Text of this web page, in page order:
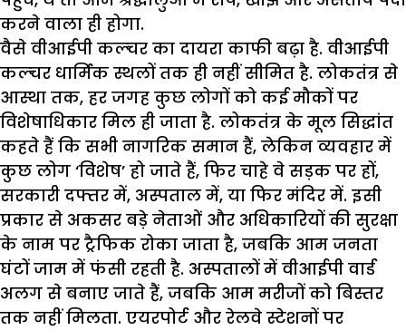
करने वाला ही होगा.
वैसे वीआईपी कल्चर का दायरा काफी बढ़ा है. वीआईपी
कल्चर धार्मिक स्थलों तक ही नहीं सीमित है. लोकतंत्र से
आस्था तक, हर जगह कुछ लोगों को कई मौकों पर
विशेषाधिकार मिल ही जाता है. लोकतंत्र के मूल सिद्धांत
कहते हैं कि सभी नागरिक समान हैं, लेकिन व्यवहार में
कुछ लोग ‘विशेष’ हो जाते हैं, फिर चाहे वे सड़क पर हों,
सरकारी दफ्तर में, अस्पताल में, या फिर मंदिर में. इसी
प्रकार से अकसर बड़े नेताओं और अधिकारियों की सुरक्षा
के नाम पर ट्रैफिक रोका जाता है, जबकि आम जनता
घंटों जाम में फंसी रहती है. अस्पतालों में वीआईपी वार्ड
अलग से बनाए जाते हैं, जबकि आम मरीजों को बिस्तर
तक नहीं मिलता. एयरपोर्ट और रेलवे स्टेशनों पर